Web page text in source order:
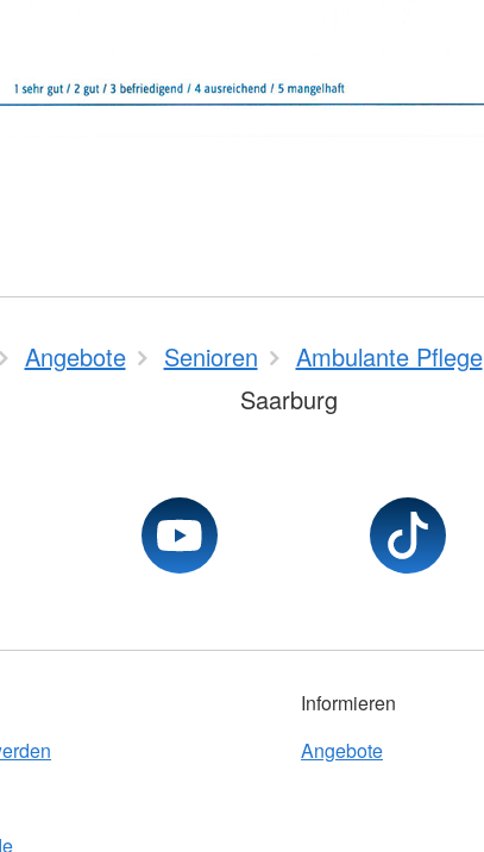
Angebote Senioren Ambulante Pflege
Saarburg
Informieren
Angebote